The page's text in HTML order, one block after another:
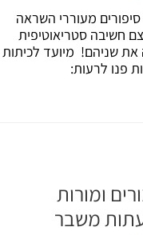
מעוררי השראה
סטריאוטיפית
מיועד לכיתות
לרעות:
ומורות
משבר